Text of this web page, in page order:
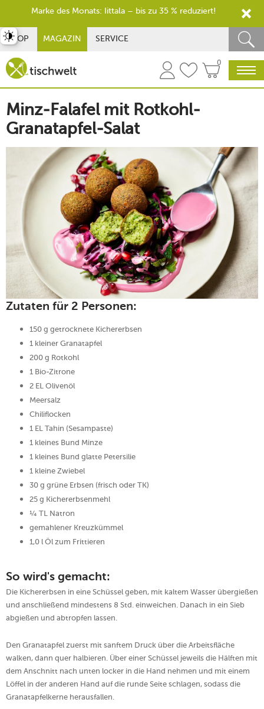
SHOP MAGAZIN SERVICE
0
Minz-Falafel mit Rotkohl-
Granatapfel-Salat
Zutaten für 2 Personen:
150 g getrocknete Kichererbsen
1 kleiner Granatapfel
200 g Rotkohl
1 Bio-Zitrone
2 EL Olivenöl
Meersalz
Chiliflocken
1 EL Tahin (Sesampaste)
1 kleines Bund Minze
1 kleines Bund glatte Petersilie
1 kleine Zwiebel
30 g grüne Erbsen (frisch oder TK)
25 g Kichererbsenmehl
¼ TL Natron
gemahlener Kreuzkümmel
1,0 l Öl zum Frittieren
So wird's gemacht:
Die Kichererbsen in eine Schüssel geben, mit kaltem Wasser übergießen
und anschließend mindestens 8 Std. einweichen. Danach in ein Sieb
abgießen und abtropfen lassen.
Den Granatapfel zuerst mit sanftem Druck über die Arbeitsfläche
walken, dann quer halbieren. Über einer Schüssel jeweils die Hälften mit
dem Anschnitt nach unten locker in die Hand nehmen und mit einem
Löffel in der anderen Hand auf die runde Seite schlagen, sodass die
Granatapfelkerne herausfallen.
umschalten
Marke des Monats: Iittala – bis zu 35 % reduziert!